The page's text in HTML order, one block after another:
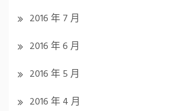
2016 年 7 月
2016 年 6 月
2016 年 5 月
2016 年 4 月